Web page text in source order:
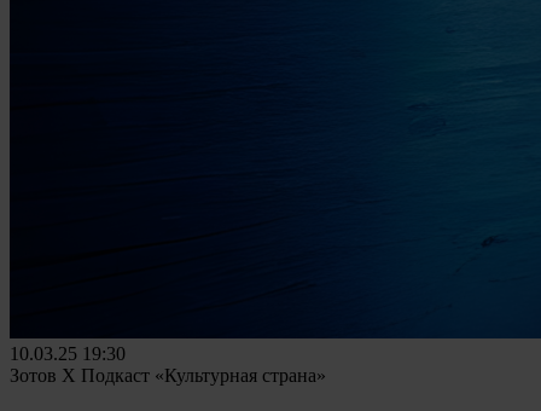
10.03.25 19:30
Зотов Х Подкаст «Культурная страна»